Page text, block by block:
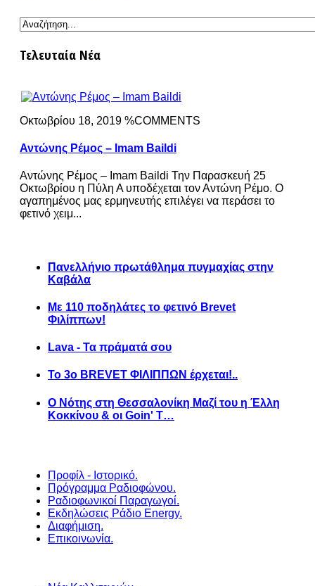
Τελευταία Νέα
Οκτωβρίου 18, 2019 %COMMENTS
Αντώνης Ρέμος – Imam Baildi
Αντώνης Ρέμος – Imam Baildi Την Παρασκευή 25
Οκτωβρίου η Πύλη Α υποδέχεται τον Αντώνη Ρέμο. Ο
αγαπημένος μας ερμηνευτής επιλέγει να περάσει το
φετινό χειμ...
Πανελλήνιο πρωτάθλημα πυγμαχίας στην
Καβάλα
Με 110 ποδηλάτες το φετινό Brevet
Φιλίππων!
Lava - Τα πράματά σου
Το 3ο BREVET ΦΙΛΙΠΠΩΝ έρχεται!..
Ο Νότης στη Θεσσαλονίκη Μαζί του η Έλλη
Κοκκίνου & οι Goin' T…
Προφίλ - Ιστορικό.
Πρόγραμμα Ραδιοφώνου.
Ραδιοφωνικοί Παραγωγοί.
Εκδηλώσεις Ράδιο Energy.
Διαφήμιση.
Επικοινωνία.